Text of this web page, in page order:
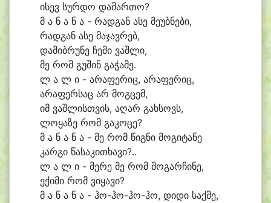
ისევ სურდო დამართო?
მ ა ნ ა ნ ა - რადგან ასე მეუბნები,
რადგან ასე მაჯავრებ,
დამიბრუნე ჩემი ვაშლი,
მე რომ გუშინ გაჭამე.
ლ ა ლ ი - არაფერიც, არაფერიც,
არაფერსაც არ მოგცემ,
იმ ვაშლისთვის, აღარ გახსოვს,
ლოყაზე რომ გაკოცე?
მ ა ნ ა ნ ა - მე რომ წიგნი მოგიტანე
კარგი წასაკითხავი?..
ლ ა ლ ი - მერე მე რომ მოგარჩინე,
ექიმი რომ ვიყავი?
მ ა ნ ა ნ ა - ჰო-ჰო-ჰო-ჰო, დიდი საქმე,